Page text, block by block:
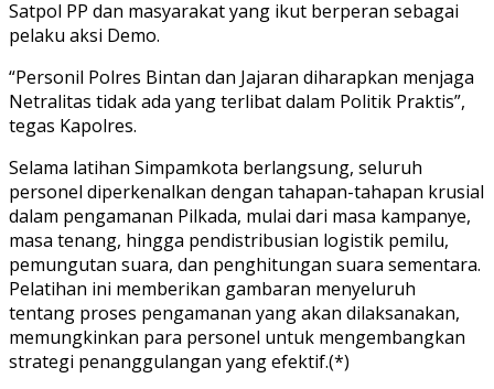
Satpol PP dan masyarakat yang ikut berperan sebagai
pelaku aksi Demo.
“Personil Polres Bintan dan Jajaran diharapkan menjaga
Netralitas tidak ada yang terlibat dalam Politik Praktis”,
tegas Kapolres.
Selama latihan Simpamkota berlangsung, seluruh
personel diperkenalkan dengan tahapan-tahapan krusial
dalam pengamanan Pilkada, mulai dari masa kampanye,
masa tenang, hingga pendistribusian logistik pemilu,
pemungutan suara, dan penghitungan suara sementara.
Pelatihan ini memberikan gambaran menyeluruh
tentang proses pengamanan yang akan dilaksanakan,
memungkinkan para personel untuk mengembangkan
strategi penanggulangan yang efektif.(*)